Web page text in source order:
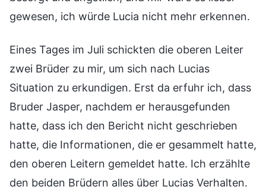
gewesen, ich würde Lucia nicht mehr erkennen.
Eines Tages im Juli schickten die oberen Leiter
zwei Brüder zu mir, um sich nach Lucias
Situation zu erkundigen. Erst da erfuhr ich, dass
Bruder Jasper, nachdem er herausgefunden
hatte, dass ich den Bericht nicht geschrieben
hatte, die Informationen, die er gesammelt hatte,
den oberen Leitern gemeldet hatte. Ich erzählte
den beiden Brüdern alles über Lucias Verhalten.